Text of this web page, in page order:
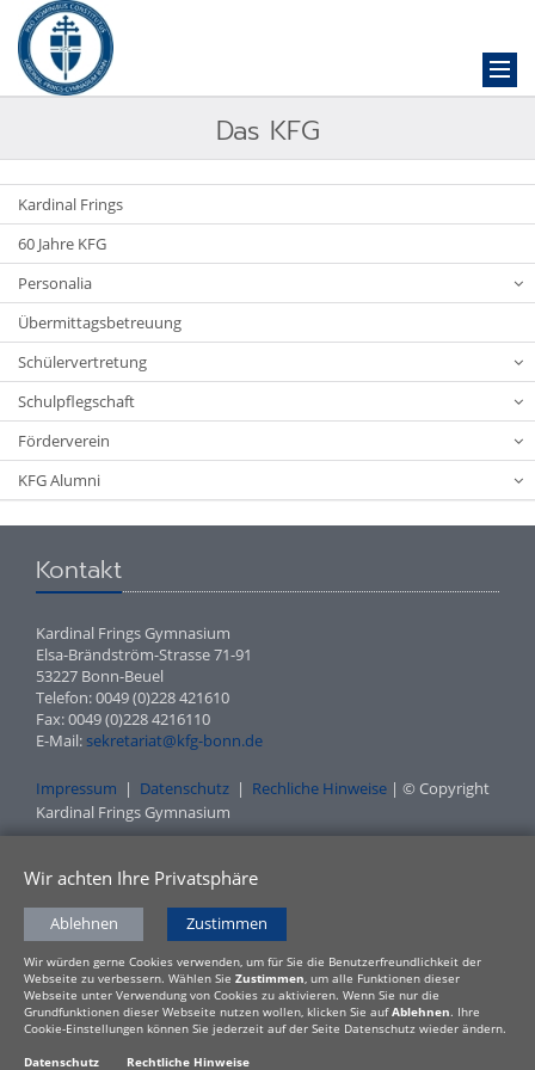
Das KFG
Kardinal Frings
60 Jahre KFG
Personalia
Übermittagsbetreuung
Schülervertretung
Schulpflegschaft
Förderverein
KFG Alumni
Kontakt
Kardinal Frings Gymnasium
Elsa-Brändström-Strasse 71-91
53227 Bonn-Beuel
Telefon: 0049 (0)228 421610
Fax: 0049 (0)228 4216110
E-Mail: sekretariat@kfg-bonn.de
Impressum | Datenschutz | Rechliche Hinweise | © Copyright
Kardinal Frings Gymnasium
Wir achten Ihre Privatsphäre
Ablehnen Zustimmen
Wir würden gerne Cookies verwenden, um für Sie die Benutzerfreundlichkeit der
Webseite zu verbessern. Wählen Sie Zustimmen, um alle Funktionen dieser
Webseite unter Verwendung von Cookies zu aktivieren. Wenn Sie nur die
Grundfunktionen dieser Webseite nutzen wollen, klicken Sie aufAblehnen. Ihre
Cookie-Einstellungen können Sie jederzeit auf der Seite Datenschutz wieder ändern.
Datenschutz
Rechtliche Hinweise